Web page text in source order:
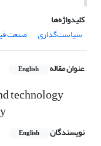
کلیدواژه‌ها
سیاست‌گذاری
صنعت
عنوان مقاله English
technology
نویسندگان English